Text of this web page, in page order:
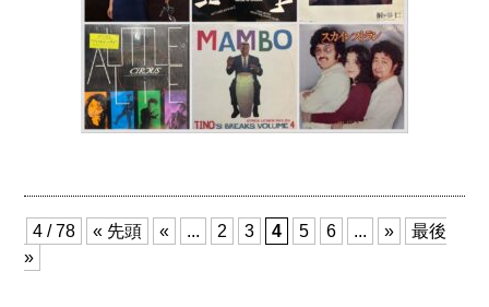
4 / 78 « 先頭 « ... 2 3 4 5 6 ... »
最後
»